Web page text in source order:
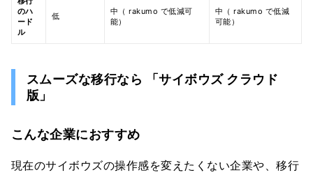
のハ
ード
ル
低
中（ rakumo で低減可
能）
中（ rakumo で低減
可能）
スムーズな移行なら 「サイボウズ クラウド
版」
こんな企業におすすめ
現在のサイボウズの操作感を変えたくない企業や、移行